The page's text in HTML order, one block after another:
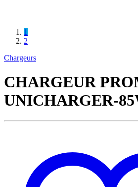
1
2
Chargeurs
CHARGEUR
UNICHARGER-